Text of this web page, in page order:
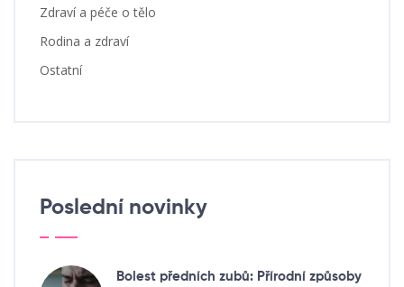
Zdraví a péče o tělo
Rodina a zdraví
Ostatní
Poslední novinky
Bolest předních zubů: Přírodní způsoby